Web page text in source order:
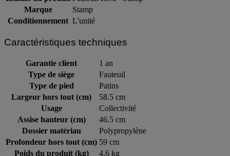
Intitulé du produit
Fauteuil Riva - Stamp
Marque
Stamp
Caractéristiques techniques
Garantie client
1 an
Type de siège
Fauteuil
Type de pied
Patins
Largeur hors tout (cm)
58.5 cm
Usage
Collectivité
Assise hauteur (cm)
46.5 cm
Dossier matériau
Polypropylène
Profondeur hors tout (cm)
59 cm